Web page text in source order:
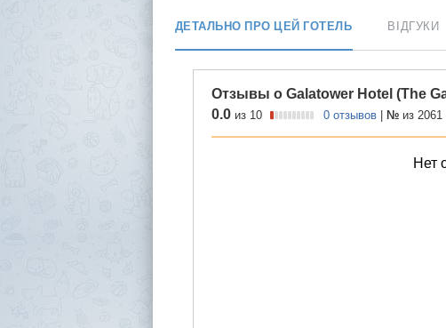
ДЕТАЛЬНО ПРО ЦЕЙ ГОТЕЛЬ ВІДГУКИ